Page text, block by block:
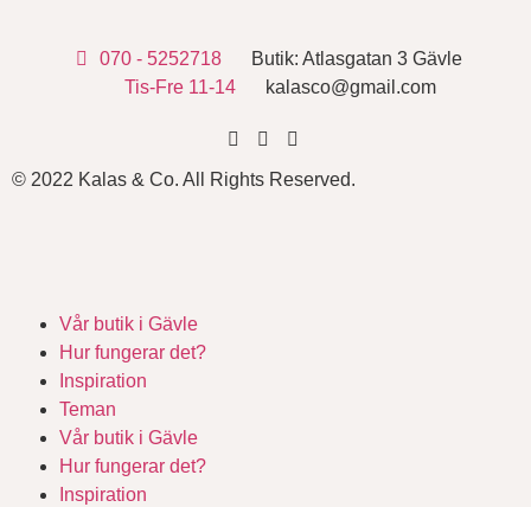
070 - 5252718
Butik: Atlasgatan 3 Gävle
Tis-Fre 11-14
kalasco@gmail.com
© 2022 Kalas & Co. All Rights Reserved.
Vår butik i Gävle
Hur fungerar det?
Inspiration
Teman
Vår butik i Gävle
Hur fungerar det?
Inspiration